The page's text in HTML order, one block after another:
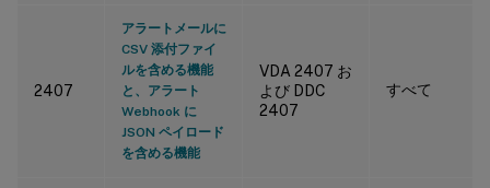
2407
アラートメールに
CSV 添付ファイ
ルを含める機能
と、アラート
Webhook に
JSON ペイロード
を含める機能
VDA 2407 お
よび DDC
2407
すべて